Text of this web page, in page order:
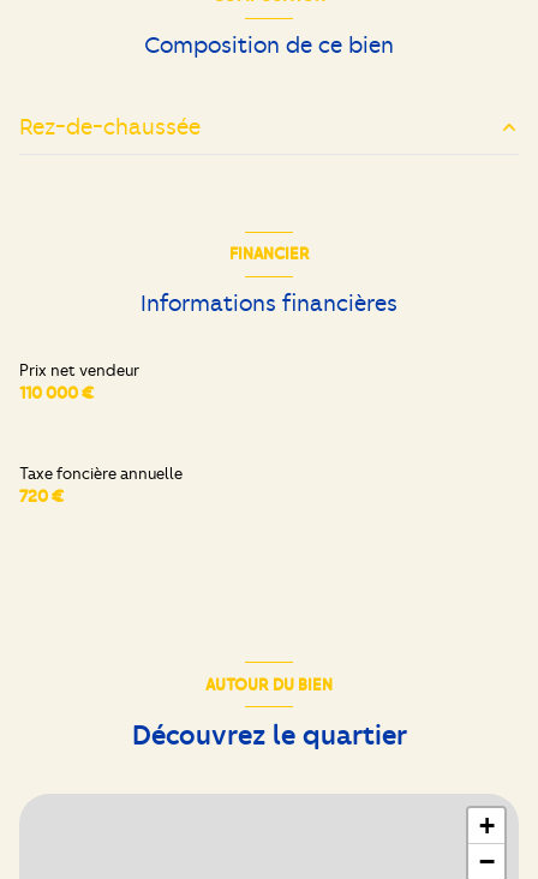
Composition de ce bien
Rez-de-chaussée
salle de bain
WC
FINANCIER
Informations financières
Prix net vendeur
110 000 €
Taxe foncière annuelle
720 €
AUTOUR DU BIEN
Découvrez le quartier
+
−